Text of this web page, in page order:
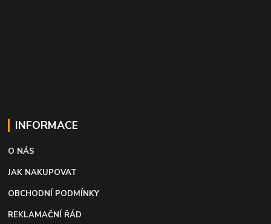
INFORMACE
O NÁS
JAK NAKUPOVAT
OBCHODNÍ PODMÍNKY
REKLAMAČNÍ ŘÁD